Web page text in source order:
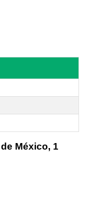
México, 1